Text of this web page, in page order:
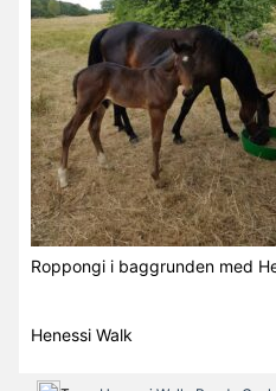
Roppongi i baggrunden med
Henessi Walk